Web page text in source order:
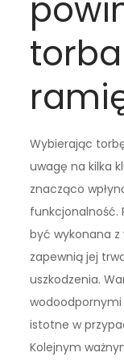
Wybierając
uwagę na kilka
znacząco
funkcjonalność.
być wykonana z
zapewnią jej
uszkodzenia.
wodoodpornymi
istotne w
Kolejnym